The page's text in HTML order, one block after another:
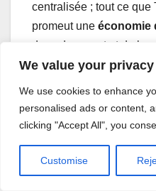
We value your privacy
We use cookies to enhance
personalised ads or content,
clicking "Accept All", you
Customise
centralisée ; tout ce que
promeut une économie
du code ouvert et de la
ne s’agit pas pour lui de
capitalisme numérique,
l’hypertrophie
responsabilité
contrainte, l’autre sur